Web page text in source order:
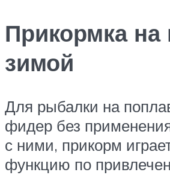
Прикормка на
зимой
Для рыбалки на
фидер без
с ними, прикорм
функцию по